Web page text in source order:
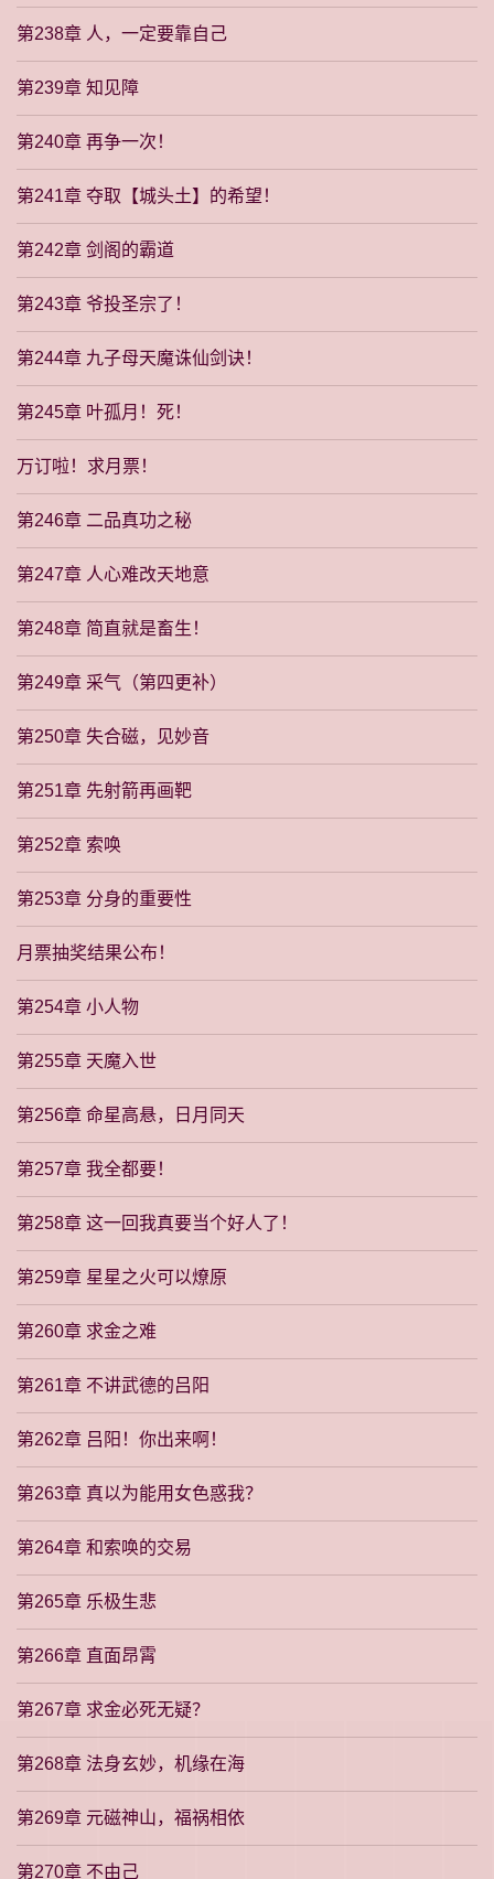
第238章 人，一定要靠自己
第239章 知见障
第240章 再争一次！
第241章 夺取【城头土】的希望！
第242章 剑阁的霸道
第243章 爷投圣宗了！
第244章 九子母天魔诛仙剑诀！
第245章 叶孤月！死！
万订啦！求月票！
第246章 二品真功之秘
第247章 人心难改天地意
第248章 简直就是畜生！
第249章 采气（第四更补）
第250章 失合磁，见妙音
第251章 先射箭再画靶
第252章 索唤
第253章 分身的重要性
月票抽奖结果公布！
第254章 小人物
第255章 天魔入世
第256章 命星高悬，日月同天
第257章 我全都要！
第258章 这一回我真要当个好人了！
第259章 星星之火可以燎原
第260章 求金之难
第261章 不讲武德的吕阳
第262章 吕阳！你出来啊！
第263章 真以为能用女色惑我？
第264章 和索唤的交易
第265章 乐极生悲
第266章 直面昂霄
第267章 求金必死无疑？
第268章 法身玄妙，机缘在海
第269章 元磁神山，福祸相依
第270章 不由己